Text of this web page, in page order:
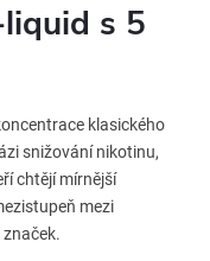
s 5
klasického
snižování nikotinu,
chtějí mírnější
mezi